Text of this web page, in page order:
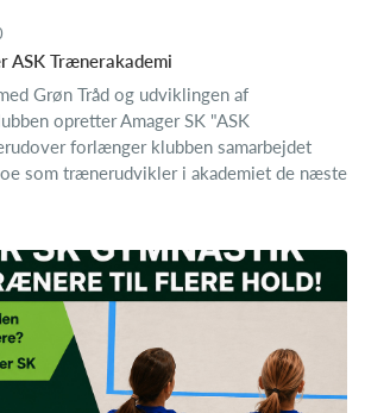
ASK Trænerakademi
Grøn Tråd og udviklingen af
opretter Amager SK "ASK
forlænger klubben samarbejdet
som trænerudvikler i akademiet de næste